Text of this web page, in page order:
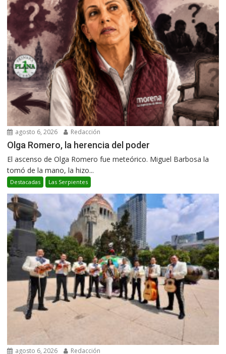
agosto 6, 2026 Redacción
Olga Romero, la herencia del poder
El ascenso de Olga Romero fue meteórico. Miguel Barbosa la
tomó de la mano, la hizo...
Destacadas Las Serpientes
agosto 6, 2026 Redacción